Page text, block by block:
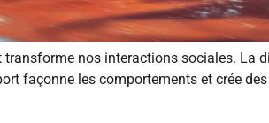
transforme nos interactions sociales. La
façonne les comportements et crée